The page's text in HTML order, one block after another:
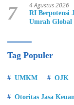
7 4 Agustus 2026
RI Berpotensi
Umrah Global
Tag Populer
UMKM OJK
Otoritas Jasa